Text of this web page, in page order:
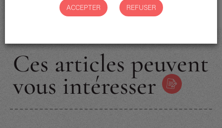
Ces articles peuvent
vous intéresser
ACCEPTER REFUSER